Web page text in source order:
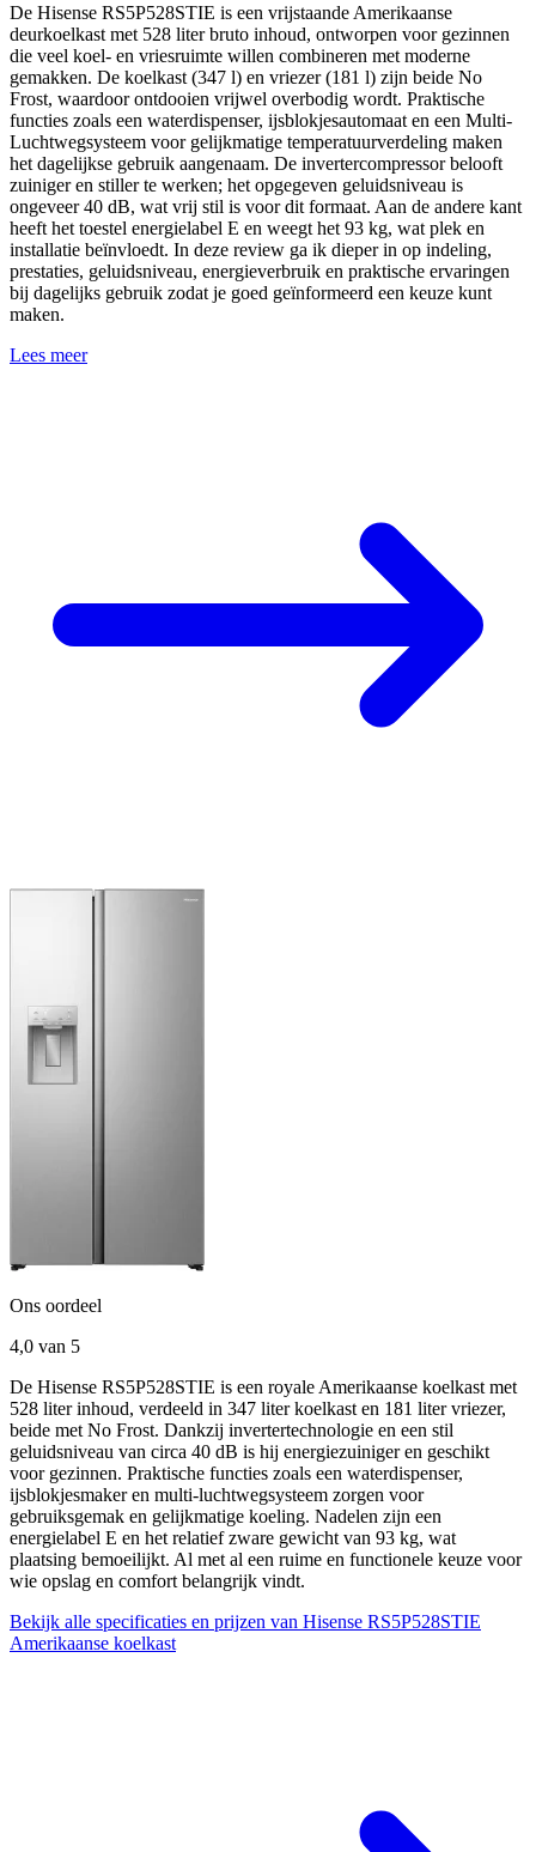
De Hisense RS5P528STIE is een vrijstaande Amerikaanse
deurkoelkast met 528 liter bruto inhoud, ontworpen voor gezinnen
die veel koel- en vriesruimte willen combineren met moderne
gemakken. De koelkast (347 l) en vriezer (181 l) zijn beide No
Frost, waardoor ontdooien vrijwel overbodig wordt. Praktische
functies zoals een waterdispenser, ijsblokjesautomaat en een Multi-
Luchtwegsysteem voor gelijkmatige temperatuurverdeling maken
het dagelijkse gebruik aangenaam. De invertercompressor belooft
zuiniger en stiller te werken; het opgegeven geluidsniveau is
ongeveer 40 dB, wat vrij stil is voor dit formaat. Aan de andere kant
heeft het toestel energielabel E en weegt het 93 kg, wat plek en
installatie beïnvloedt. In deze review ga ik dieper in op indeling,
prestaties, geluidsniveau, energieverbruik en praktische ervaringen
bij dagelijks gebruik zodat je goed geïnformeerd een keuze kunt
maken.
Lees meer
Ons oordeel
4,0 van 5
De Hisense RS5P528STIE is een royale Amerikaanse koelkast met
528 liter inhoud, verdeeld in 347 liter koelkast en 181 liter vriezer,
beide met No Frost. Dankzij invertertechnologie en een stil
geluidsniveau van circa 40 dB is hij energiezuiniger en geschikt
voor gezinnen. Praktische functies zoals een waterdispenser,
ijsblokjesmaker en multi-luchtwegsysteem zorgen voor
gebruiksgemak en gelijkmatige koeling. Nadelen zijn een
energielabel E en het relatief zware gewicht van 93 kg, wat
plaatsing bemoeilijkt. Al met al een ruime en functionele keuze voor
wie opslag en comfort belangrijk vindt.
Bekijk alle specificaties en prijzen van Hisense RS5P528STIE
Amerikaanse koelkast